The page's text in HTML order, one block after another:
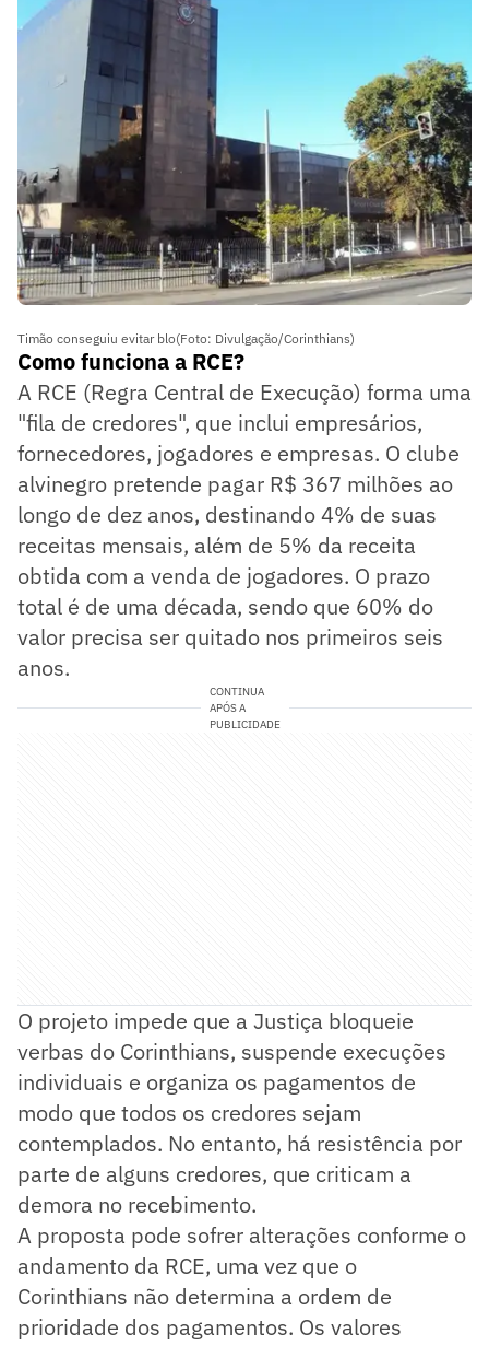
Timão conseguiu evitar blo(Foto: Divulgação/Corinthians)
Como funciona a RCE?
A RCE (Regra Central de Execução) forma uma
"fila de credores", que inclui empresários,
fornecedores, jogadores e empresas. O clube
alvinegro pretende pagar R$ 367 milhões ao
longo de dez anos, destinando 4% de suas
receitas mensais, além de 5% da receita
obtida com a venda de jogadores. O prazo
total é de uma década, sendo que 60% do
valor precisa ser quitado nos primeiros seis
anos.
CONTINUA
APÓS A
PUBLICIDADE
O projeto impede que a Justiça bloqueie
verbas do Corinthians, suspende execuções
individuais e organiza os pagamentos de
modo que todos os credores sejam
contemplados. No entanto, há resistência por
parte de alguns credores, que criticam a
demora no recebimento.
A proposta pode sofrer alterações conforme o
andamento da RCE, uma vez que o
Corinthians não determina a ordem de
prioridade dos pagamentos. Os valores